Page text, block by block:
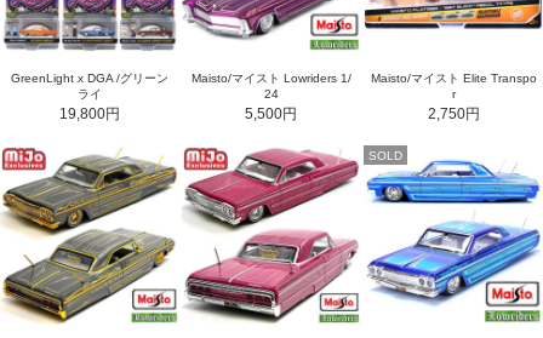
GreenLight x DGA /グリーン
ライ
19,800円
Maisto/マイスト Lowriders 1/
24
5,500円
Maisto/マイスト Elite Transpo
r
2,750円
SOLD